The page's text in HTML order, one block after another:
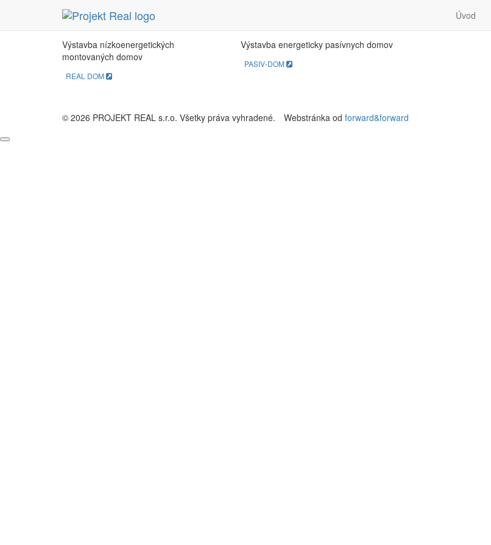
Úvod
REAL DOM
Výstavba nízkoenergetických
montovaných domov
REAL DOM
Výstavba energeticky pasívnych domov
PASIV-DOM
© 2026 PROJEKT REAL s.r.o. Všetky práva vyhradené.
Webstránka od forward&forward